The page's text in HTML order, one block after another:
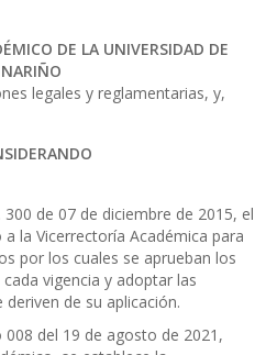
DE LA UNIVERSIDAD DE
NARIÑO
legales y reglamentarias, y,
de 07 de diciembre de 2015, el
la Vicerrectoría Académica para
por los cuales se aprueban los
vigencia y adoptar las
de su aplicación.
del 19 de agosto de 2021,